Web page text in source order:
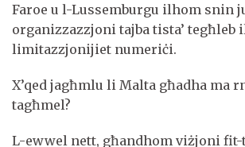
Faroe u l-Lussemburgu ilhom snin
organizzazzjoni tajba tista’ tegħleb
limitazzjonijiet numeriċi.
X’qed jagħmlu li Malta għadha ma
tagħmel?
L-ewwel nett, għandhom viżjoni fit-